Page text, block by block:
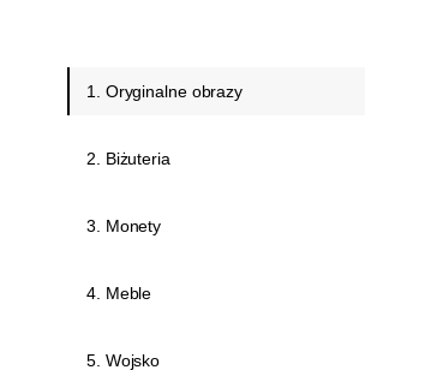
1. Oryginalne obrazy
2. Biżuteria
3. Monety
4. Meble
5. Wojsko